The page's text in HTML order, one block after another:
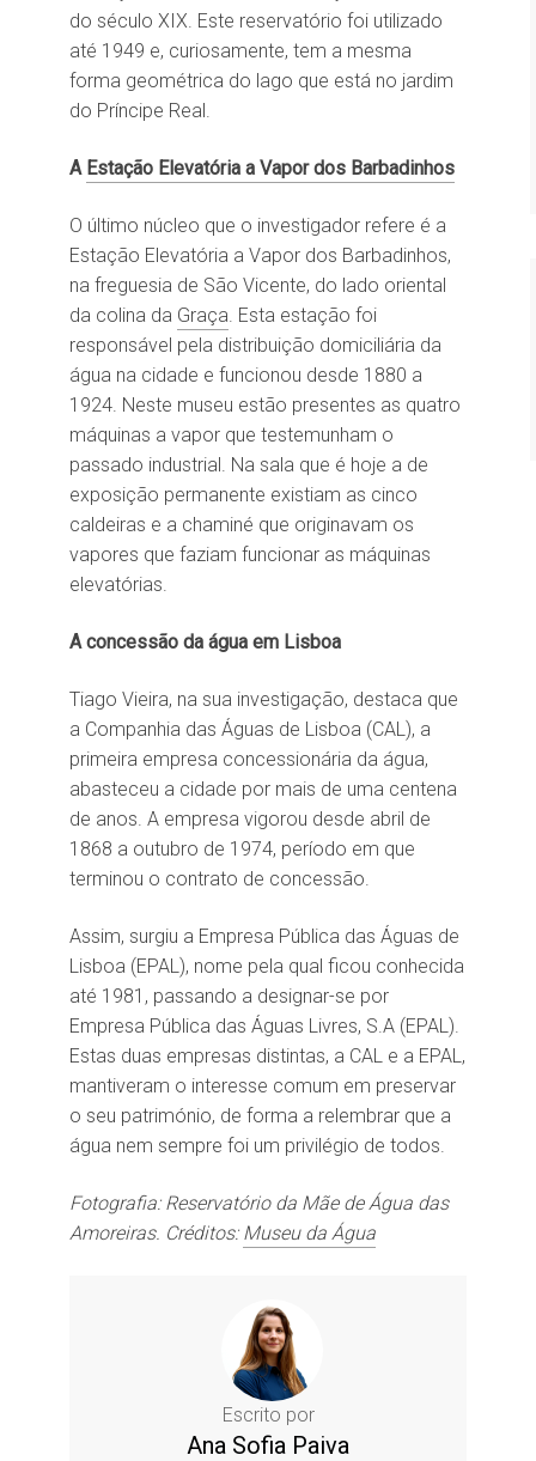
do século XIX. Este reservatório foi utilizado
até 1949 e, curiosamente, tem a mesma
forma geométrica do lago que está no jardim
do Príncipe Real.
A Estação Elevatória a Vapor dos Barbadinhos
O último núcleo que o investigador refere é a
Estação Elevatória a Vapor dos Barbadinhos,
na freguesia de São Vicente, do lado oriental
da colina da Graça. Esta estação foi
responsável pela distribuição domiciliária da
água na cidade e funcionou desde 1880 a
1924. Neste museu estão presentes as quatro
máquinas a vapor que testemunham o
passado industrial. Na sala que é hoje a de
exposição permanente existiam as cinco
caldeiras e a chaminé que originavam os
vapores que faziam funcionar as máquinas
elevatórias.
A concessão da água em Lisboa
Tiago Vieira, na sua investigação, destaca que
a Companhia das Águas de Lisboa (CAL), a
primeira empresa concessionária da água,
abasteceu a cidade por mais de uma centena
de anos. A empresa vigorou desde abril de
1868 a outubro de 1974, período em que
terminou o contrato de concessão.
Assim, surgiu a Empresa Pública das Águas de
Lisboa (EPAL), nome pela qual ficou conhecida
até 1981, passando a designar-se por
Empresa Pública das Águas Livres, S.A (EPAL).
Estas duas empresas distintas, a CAL e a EPAL,
mantiveram o interesse comum em preservar
o seu património, de forma a relembrar que a
água nem sempre foi um privilégio de todos.
Fotografia: Reservatório da Mãe de Água das
Amoreiras. Créditos: Museu da Água
Escrito por
Ana Sofia Paiva